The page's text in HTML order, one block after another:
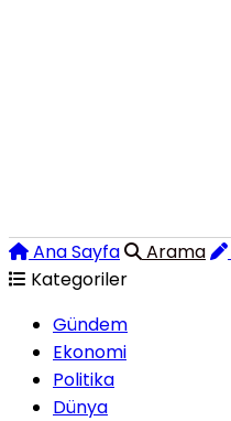
Ana Sayfa Arama
Kategoriler
Gündem
Ekonomi
Politika
Dünya